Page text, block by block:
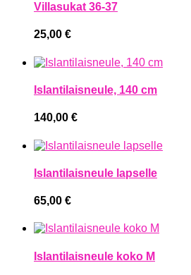
Villasukat 36-37
25,00 €
Islantilaisneule, 140 cm
140,00 €
Islantilaisneule lapselle
65,00 €
Islantilaisneule koko M